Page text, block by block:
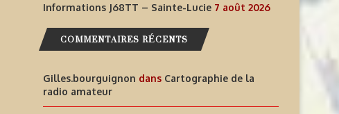
AIDEZ À OFFRIR AUX ENFANTS
DES EXPÉRIENCES
RADIOPHONIQUES...
7 août 2026
INFORMATIONS J68TT –
Informations J68TT – Sainte-Lucie 7 août 2026
COMMENTAIRES RÉCENTS
Gilles.bourguignon dans Cartographie de la
radio amateur